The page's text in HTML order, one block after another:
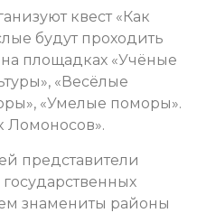
квест «Как
будут проходить
площадках «Учёные
«Весёлые
«Умелые поморы».
Ломоносов».
представители
знамениты районы